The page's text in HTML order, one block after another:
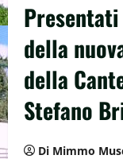
della
della
Stefano
Di Mimmo